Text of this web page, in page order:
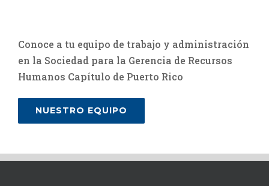
Conoce a tu equipo de trabajo y administración
en la Sociedad para la Gerencia de Recursos
Humanos Capítulo de Puerto Rico
NUESTRO EQUIPO